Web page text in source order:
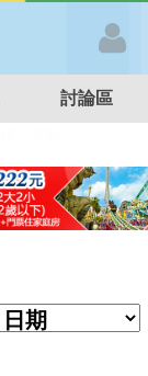
討論區